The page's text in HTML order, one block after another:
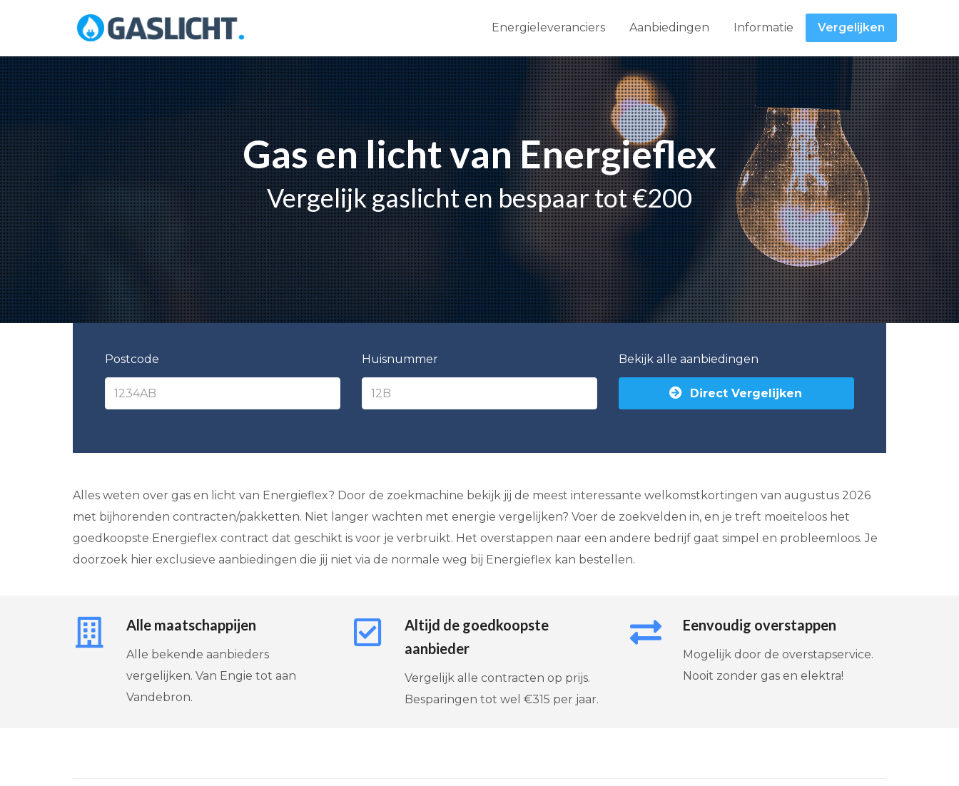
Energieleveranciers Aanbiedingen Informatie Vergelijken
Skip
to
content
Gas en licht van Energieflex
Vergelijk gaslicht en bespaar tot €200
Postcode Huisnummer Bekijk alle aanbiedingen
Direct Vergelijken
Alles weten over gas en licht van Energieflex? Door de zoekmachine bekijk jij de meest interessante welkomstkortingen van augustus 2026
met bijhorenden contracten/pakketten. Niet langer wachten met energie vergelijken? Voer de zoekvelden in, en je treft moeiteloos het
goedkoopste Energieflex contract dat geschikt is voor je verbruikt. Het overstappen naar een andere bedrijf gaat simpel en probleemloos. Je
doorzoek hier exclusieve aanbiedingen die jij niet via de normale weg bij Energieflex kan bestellen.
Alle maatschappijen
Alle bekende aanbieders
vergelijken. Van Engie tot aan
Vandebron.
Altijd de goedkoopste
aanbieder
Vergelijk alle contracten op prijs.
Besparingen tot wel €315 per jaar.
Eenvoudig overstappen
Mogelijk door de overstapservice.
Nooit zonder gas en elektra!